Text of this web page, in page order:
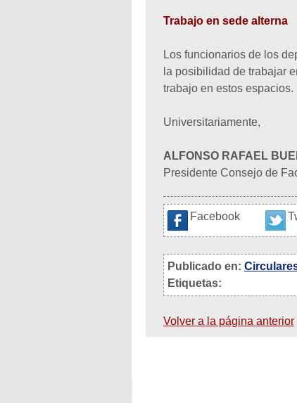
Trabajo en sede alterna
Los funcionarios de los
la posibilidad de trabajar
trabajo en estos espacios.
Universitariamente,
ALFONSO RAFAEL
Presidente Consejo de
Facebook
Publicado en:
Etiquetas:
Volver a la página anterior